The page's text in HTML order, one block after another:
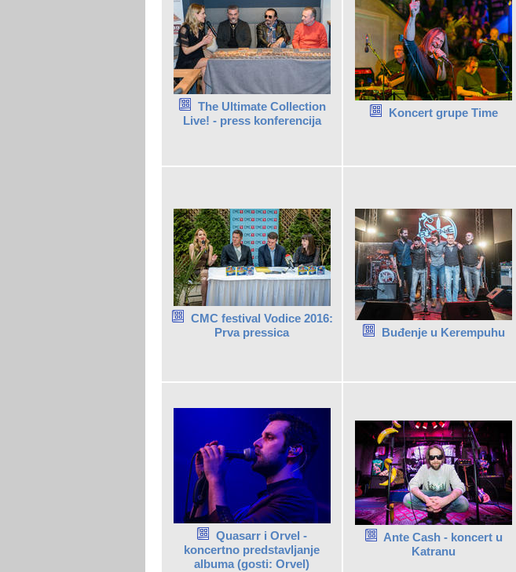
The Ultimate Collection
Live! - press konferencija
Koncert grupe Time
CMC festival Vodice 2016:
Prva pressica
Buđenje u Kerempuhu
Quasarr i Orvel -
koncertno predstavljanje
albuma (gosti: Orvel)
Ante Cash - koncert u
Katranu